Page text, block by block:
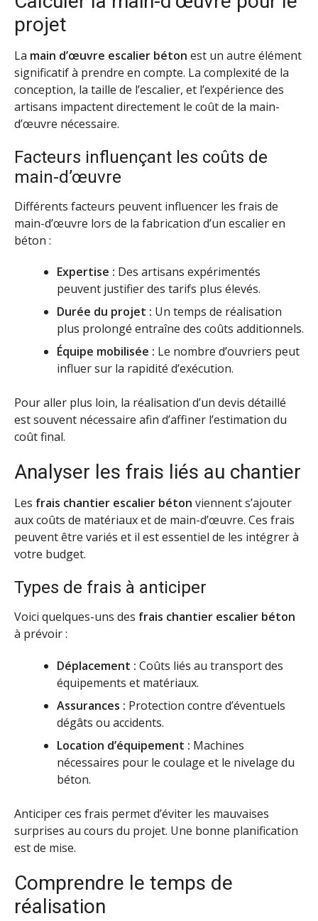
projet
La main d’œuvre escalier béton est un autre élément
significatif à prendre en compte. La complexité de la
conception, la taille de l’escalier, et l’expérience des
artisans impactent directement le coût de la main-
d’œuvre nécessaire.
Facteurs influençant les coûts de
main-d’œuvre
Différents facteurs peuvent influencer les frais de
main-d’œuvre lors de la fabrication d’un escalier en
béton :
Expertise : Des artisans expérimentés
peuvent justifier des tarifs plus élevés.
Durée du projet : Un temps de réalisation
plus prolongé entraîne des coûts additionnels.
Équipe mobilisée : Le nombre d’ouvriers peut
influer sur la rapidité d’exécution.
Pour aller plus loin, la réalisation d’un devis détaillé
est souvent nécessaire afin d’affiner l’estimation du
coût final.
Analyser les frais liés au chantier
Les frais chantier escalier béton viennent s’ajouter
aux coûts de matériaux et de main-d’œuvre. Ces frais
peuvent être variés et il est essentiel de les intégrer à
votre budget.
Types de frais à anticiper
Voici quelques-uns des frais chantier escalier béton
à prévoir :
Déplacement : Coûts liés au transport des
équipements et matériaux.
Assurances : Protection contre d’éventuels
dégâts ou accidents.
Location d’équipement : Machines
nécessaires pour le coulage et le nivelage du
béton.
Anticiper ces frais permet d’éviter les mauvaises
surprises au cours du projet. Une bonne planification
est de mise.
Comprendre le temps de
réalisation